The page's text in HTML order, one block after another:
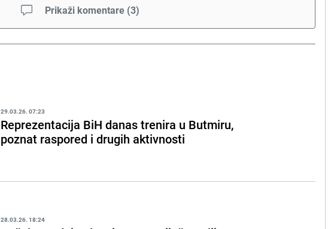
Prikaži komentare (3)
29.03.26. 07:23
Reprezentacija BiH danas trenira u Butmiru,
poznat raspored i drugih aktivnosti
28.03.26. 18:24